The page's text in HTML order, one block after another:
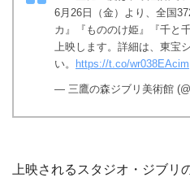
6月26日（金）より、全国
カ』『もののけ姫』『千と
上映します。詳細は、東宝
い。
https://t.co/wr038EAcim
— 三鷹の森ジブリ美術館
上映されるスタジオ・ジブリ